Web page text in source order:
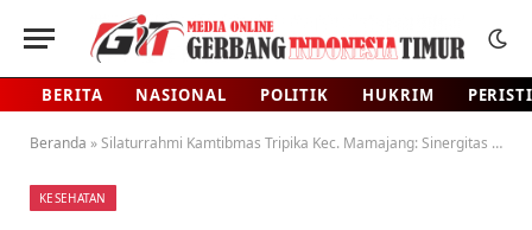
BERITA NASIONAL POLITIK HUKRIM
Beranda »Silaturrahmi Kamtibmas Tripika Kec. Mamajang: Sinergitas dan Kebersamaan untuk Menjaga Kamtibmas
KESEHATAN